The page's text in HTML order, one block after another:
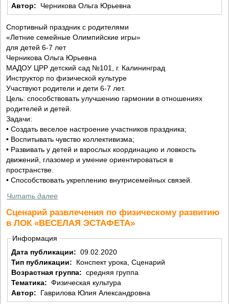
Автор:
Черникова Ольга Юрьевна
Спортивный праздник с родителями
«Летние семейные Олимпийские игры»
для детей 6-7 лет
Черникова Ольга Юрьевна
МАДОУ ЦРР детский сад №101, г. Калининград
Инструктор по физической культуре
Участвуют родители и дети 6-7 лет.
Цель: способствовать улучшению гармонии в отношениях
родителей и детей.
Задачи:
• Создать веселое настроение участников праздника;
• Воспитывать чувство коллективизма;
• Развивать у детей и взрослых координацию и ловкость
движений, глазомер и умение ориентироваться в
пространстве.
• Способствовать укреплению внутрисемейных связей.
Читать далее
Сценарий развлечения по физическому развитию
в ЛОК «ВЕСЕЛАЯ ЭСТАФЕТА»
Информация
Дата публикации: 09.02.2020
Тип публикации:
Конспект урока, Сценарий
Возрастная группа: средняя группа
Тематика: Физическая культура
Автор:
Гаврилова Юлия Александровна